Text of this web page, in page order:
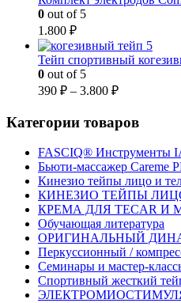
0 out of 5
1.800 ₽
Тейп спортивный
0 out of 5
390 ₽ – 3.800 ₽
Категории товаров
FASCIQ® Инструменты
Бьюти-массажер Careme
Кинезио тейпы лицо и
КИНЕЗИО ТЕЙПЫ
КРЕМА ДЛЯ TECAR И
Обучающая литература
ОРИГИНАЛЬНЫЙ
Перкуссионный /
Семинары и мастер-
Спортивный жесткий